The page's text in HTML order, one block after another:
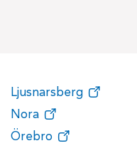
Ljusnarsberg
Nora
Örebro